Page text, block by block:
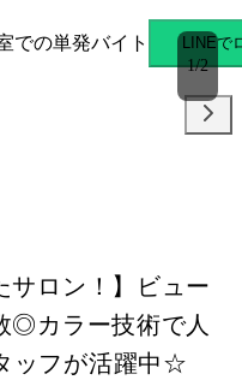
口 池袋駅の
LINEで
1/2
サロン！】ビュー
◎カラー技術で人
ッフが活躍中☆